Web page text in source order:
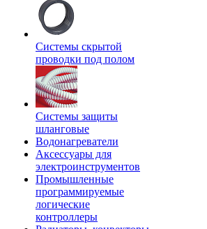
Системы скрытой
проводки под полом
Системы защиты
шланговые
Водонагреватели
Аксессуары для
электроинструментов
Промышленные
программируемые
логические
контроллеры